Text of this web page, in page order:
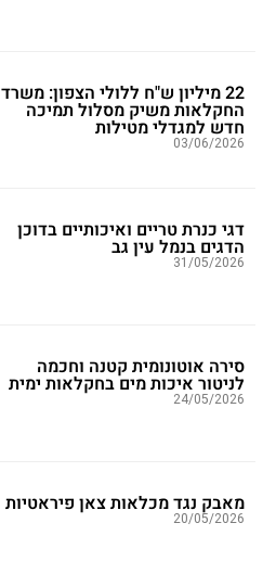
22 מיליון ש"ח ללולי הצפון: משרד
החקלאות משיק מסלול תמיכה
חדש למגדלי מטילות
03/06/2026
דגי כנרת טריים ואיכותיים בדוכן
הדגים בנמל עין גב
31/05/2026
סירה אוטונומית קטנה וחכמה
לניטור איכות מים בחקלאות ימית
24/05/2026
מאבק נגד מכלאות צאן פיראטיות
20/05/2026